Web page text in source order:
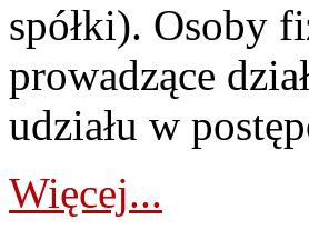
spółki). Osoby
prowadzące
udziału w
Więcej...